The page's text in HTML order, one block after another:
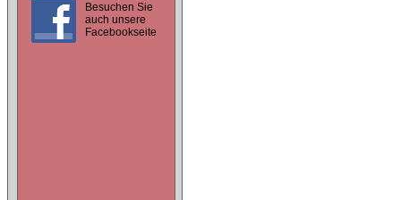
Besuchen Sie
auch unsere
Facebookseite